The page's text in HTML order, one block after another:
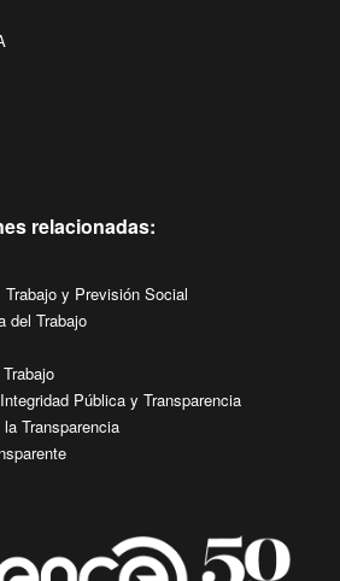
relacionadas:
Trabajo y Previsión Social
del Trabajo
Pública y Transparencia
Transparencia